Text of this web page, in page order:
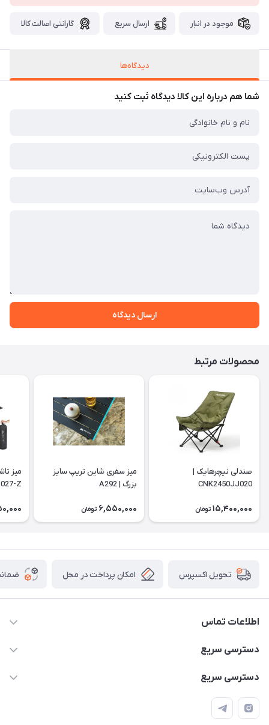
موجود در انبار ارسال سریع گارانتی اصالت کالا
دیدگاه‌ها
شما هم درباره این کالا دیدگاه ثبت کنید
ارسال دیدگاه
محصولات مرتبط
صندلی نیچرهایک |
CNK2450JJ020
15,400,000 تومان
میز سفری شاین تریپ سایز
بزرگ | A292
6,550,000 تومان
میز
Z
تحویل اکسپرس امکان پرداخت در محل
اطلاعات تماس
۰۹۳۵۶۰۴۰۳۶۵
سیمای ورزش
دسترسی سریع
اسکیت فلایینگ ایگل
اسکیت دخترانه
دسترسی سریع
اسکوتر برقی دخترانه
اسکیت روسز